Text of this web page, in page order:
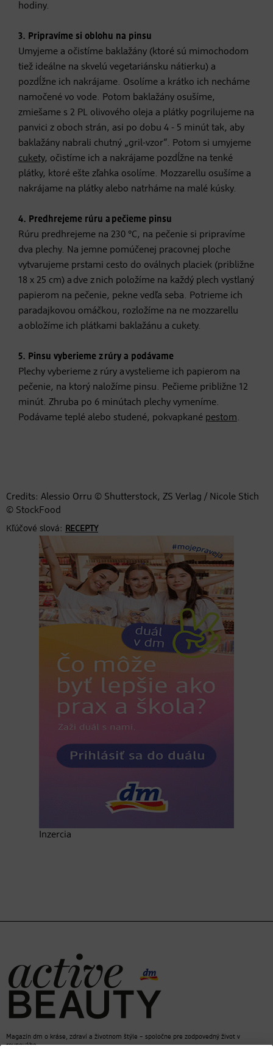
hodiny.
3. Pripravíme si oblohu na pinsu
Umyjeme a očistíme baklažány (ktoré sú mimochodom
tiež ideálne na skvelú vegetariánsku nátierku) a
pozdĺžne ich nakrájame. Osolíme a krátko ich necháme
namočené vo vode. Potom baklažány osušíme,
zmiešame s 2 PL olivového oleja a plátky pogrilujeme na
panvici z oboch strán, asi po dobu 4 - 5 minút tak, aby
baklažány nabrali chutný „gril-vzor“. Potom si umyjeme
cukety, očistíme ich a nakrájame pozdĺžne na tenké
plátky, ktoré ešte zľahka osolíme. Mozzarellu osušíme a
nakrájame na plátky alebo natrháme na malé kúsky.
4. Predhrejeme rúru a pečieme pinsu
Rúru predhrejeme na 230 °C, na pečenie si pripravíme
dva plechy. Na jemne pomúčenej pracovnej ploche
vytvarujeme prstami cesto do oválnych placiek (približne
18 x 25 cm) a dve z nich položíme na každý plech vystlaný
papierom na pečenie, pekne vedľa seba. Potrieme ich
paradajkovou omáčkou, rozložíme na ne mozzarellu
a obložíme ich plátkami baklažánu a cukety.
5. Pinsu vyberieme z rúry a podávame
Plechy vyberieme z rúry a vystelieme ich papierom na
pečenie, na ktorý naložíme pinsu. Pečieme približne 12
minút. Zhruba po 6 minútach plechy vymeníme.
Podávame teplé alebo studené, pokvapkané pestom.
Credits: Alessio Orru © Shutterstock, ZS Verlag / Nicole Stich
© StockFood
Kľúčové slová: RECEPTY
Inzercia
Magazín dm o kráse, zdraví a životnom štýle – spoločne pre zodpovedný život v
rovnováhe